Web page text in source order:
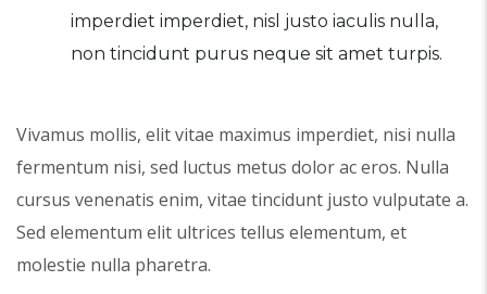
imperdiet imperdiet, nisl justo iaculis nulla,
non tincidunt purus neque sit amet turpis.
Vivamus mollis, elit vitae maximus imperdiet, nisi nulla
fermentum nisi, sed luctus metus dolor ac eros. Nulla
cursus venenatis enim, vitae tincidunt justo vulputate a.
Sed elementum elit ultrices tellus elementum, et
molestie nulla pharetra.